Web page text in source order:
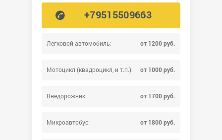
Легковой автомобиль: от 1200 руб.
Мотоцикл (квадроцикл, и т.п.): от 1000 руб.
Внедорожник: от 1700 руб.
Микроавтобус: от 1800 руб.
+79515509663